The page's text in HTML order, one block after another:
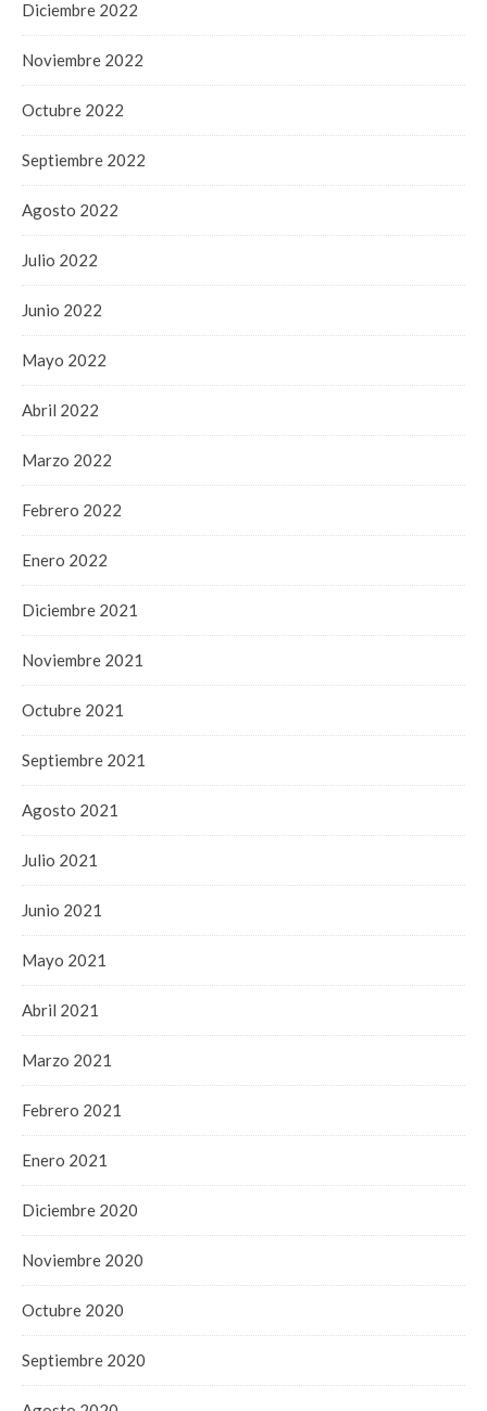
Diciembre 2022
Noviembre 2022
Octubre 2022
Septiembre 2022
Agosto 2022
Julio 2022
Junio 2022
Mayo 2022
Abril 2022
Marzo 2022
Febrero 2022
Enero 2022
Diciembre 2021
Noviembre 2021
Octubre 2021
Septiembre 2021
Agosto 2021
Julio 2021
Junio 2021
Mayo 2021
Abril 2021
Marzo 2021
Febrero 2021
Enero 2021
Diciembre 2020
Noviembre 2020
Octubre 2020
Septiembre 2020